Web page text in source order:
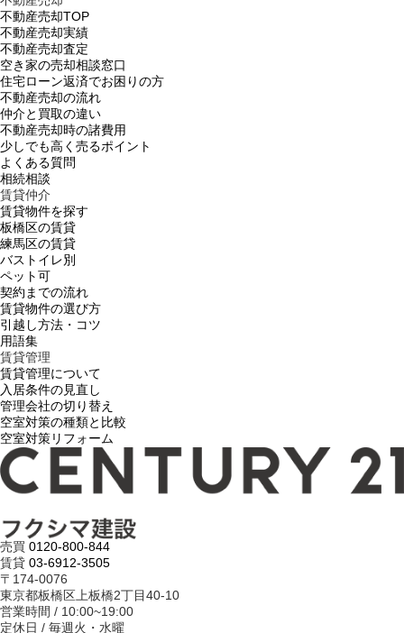
不動産売却TOP
不動産売却実績
不動産売却査定
空き家の売却相談窓口
住宅ローン返済でお困りの方
不動産売却の流れ
仲介と買取の違い
不動産売却時の諸費用
少しでも高く売るポイント
よくある質問
相続相談
賃貸仲介
賃貸物件を探す
板橋区の賃貸
練馬区の賃貸
バストイレ別
ペット可
契約までの流れ
賃貸物件の選び方
引越し方法・コツ
用語集
賃貸管理
賃貸管理について
入居条件の見直し
管理会社の切り替え
空室対策の種類と比較
空室対策リフォーム
売買 0120-800-844
賃貸 03-6912-3505
〒174-0076
東京都板橋区上板橋2丁目40-10
営業時間 / 10:00~19:00
定休日 / 毎週火・水曜